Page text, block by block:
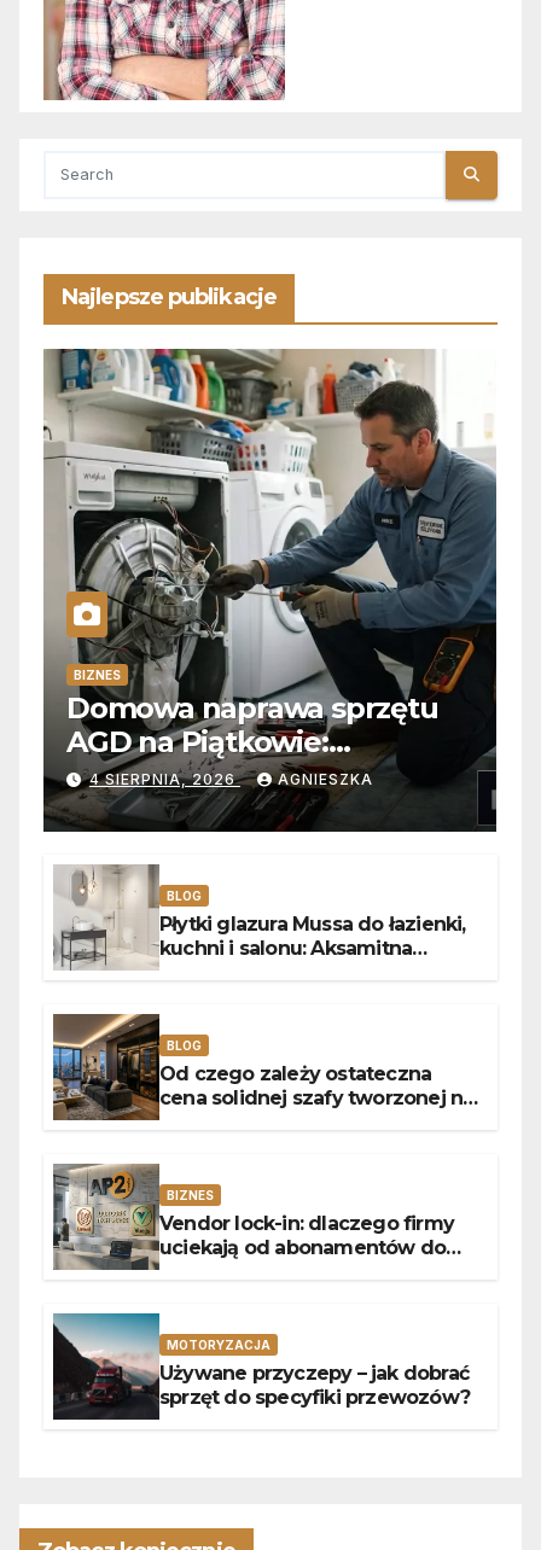
Najlepsze publikacje
BIZNES
Domowa naprawa sprzętu
AGD na Piątkowie:
Niezawodne usuwanie
usterek pralek w Poznaniu
4 SIERPNIA, 2026 AGNIESZKA
BLOG
Płytki glazura Mussa do łazienki,
kuchni i salonu: Aksamitna
BLOG
Od czego zależy ostateczna
cena solidnej szafy tworzonej na
BIZNES
Vendor lock-in: dlaczego firmy
uciekają od abonamentów do
MOTORYZACJA
Używane przyczepy – jak dobrać
sprzęt do specyfiki przewozów?